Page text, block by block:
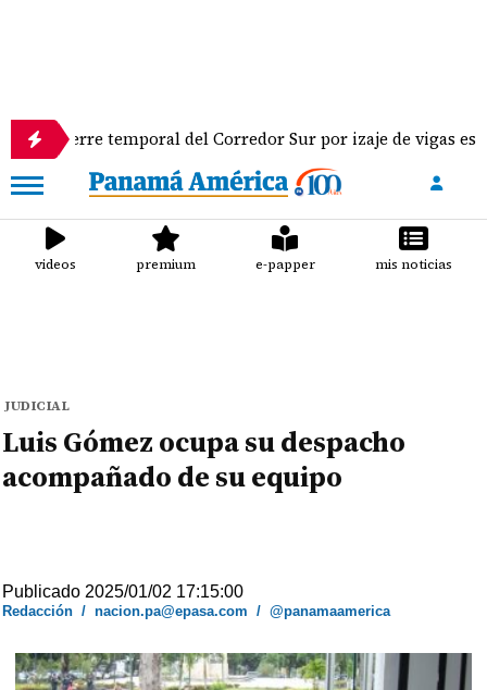
temporal del Corredor Sur por izaje de vigas este fin de
videos premium e-papper mis noticias
JUDICIAL
Luis Gómez ocupa su despacho
acompañado de su equipo
Publicado 2025/01/02 17:15:00
Redacción /nacion.pa@epasa.com /@panamaamerica